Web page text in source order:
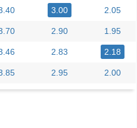
3.00 2.05
2.90 1.95
2.83 2.18
2.95 2.00